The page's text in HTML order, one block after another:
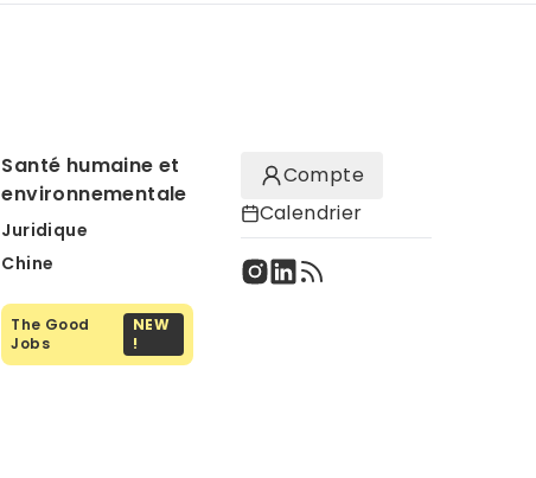
Santé humaine et
environnementale
Juridique
Chine
The Good
Jobs
NEW
!
Compte
Calendrier